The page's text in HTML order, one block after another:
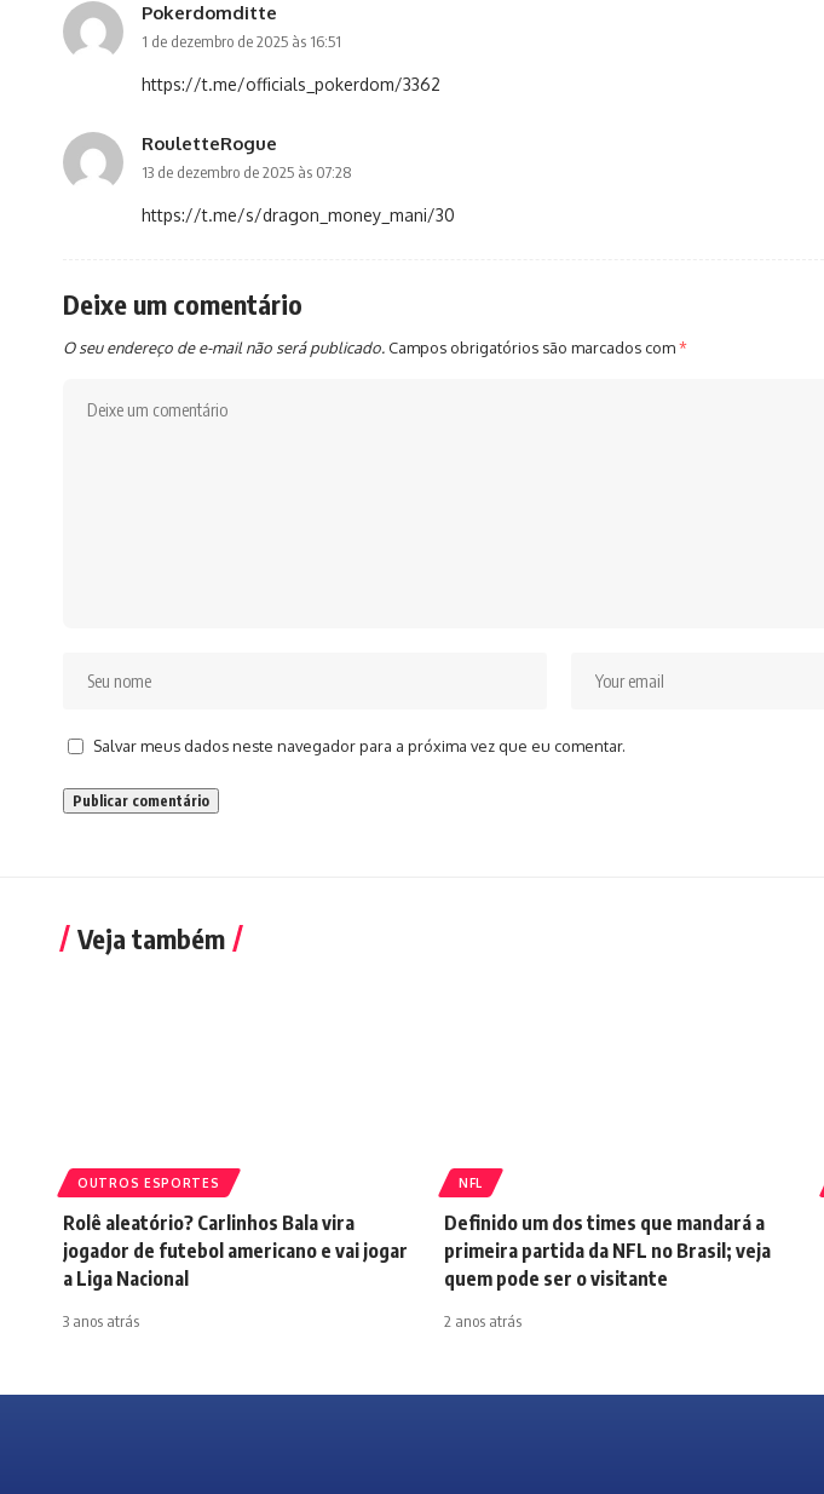
Pokerdomditte
1 de dezembro de 2025 às 16:51
https://t.me/officials_pokerdom/3362
RouletteRogue
13 de dezembro de 2025 às 07:28
https://t.me/s/dragon_money_mani/30
Deixe um comentário
O seu endereço de e-mail não será publicado. Campos obrigatórios são marcados com*
Salvar meus dados neste navegador para a próxima vez que eu comentar.
Veja também
OUTROS ESPORTES
Rolê aleatório? Carlinhos Bala vira
jogador de futebol americano e vai jogar
a Liga Nacional
3 anos atrás
NFL
Definido um dos times que mandará a
primeira partida da NFL no Brasil; veja
quem pode ser o visitante
2 anos atrás